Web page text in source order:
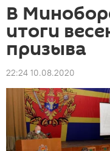
В
итоги
призыва
22:24 10.08.2020